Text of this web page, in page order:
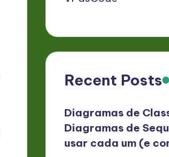
Recent Posts
Diagramas de
Diagramas de
usar cada um (e